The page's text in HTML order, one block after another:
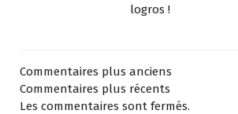
logros !
Commentaires plus anciens
Commentaires plus récents
Les commentaires sont fermés.